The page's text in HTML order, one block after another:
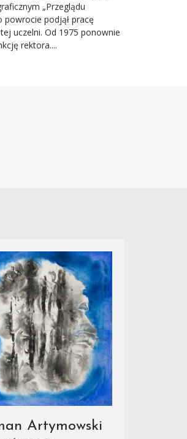
„Przeglądu
powrocie podjął pracę
uczelni. Od 1975 ponownie
rektora....
Artymowski